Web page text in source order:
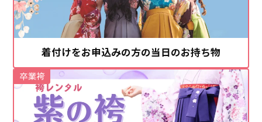
着付けをお申込みの方の当日のお持ち物
卒業袴